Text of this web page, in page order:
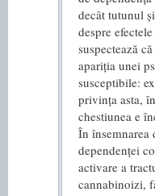
decât tutunul
despre
suspectează
apariția unei
susceptibile:
privința asta,
chestiunea e
În însemnarea
dependenței
activare a
cannabinoizi,